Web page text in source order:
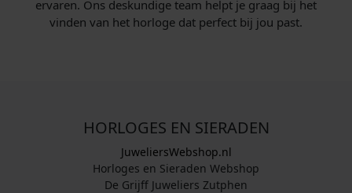
ervaren. Ons deskundige team helpt je graag bij het
vinden van het horloge dat perfect bij jou past.
HORLOGES EN SIERADEN
JuweliersWebshop.nl
Horloges en Sieraden Webshop
De Grijff Juweliers Zutphen